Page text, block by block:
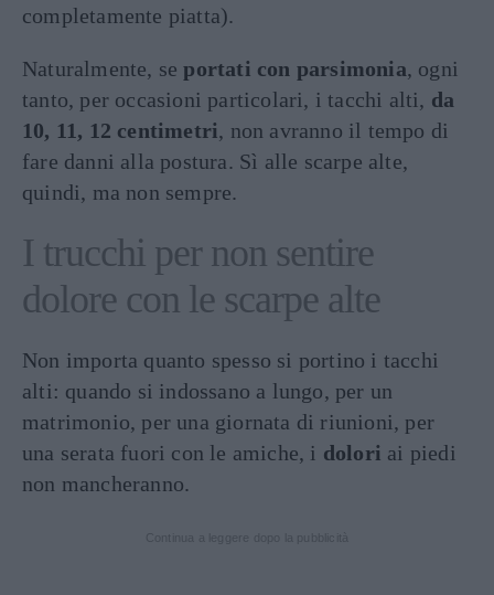
completamente piatta).
Naturalmente, seportati con parsimonia, ogni
tanto, per occasioni particolari, i tacchi alti, da
10, 11, 12 centimetri, non avranno il tempo di
fare danni alla postura. Sì alle scarpe alte,
quindi, ma non sempre.
I trucchi per non sentire
dolore con le scarpe alte
Non importa quanto spesso si portino i tacchi
alti: quando si indossano a lungo, per un
matrimonio, per una giornata di riunioni, per
una serata fuori con le amiche, i dolori ai piedi
non mancheranno.